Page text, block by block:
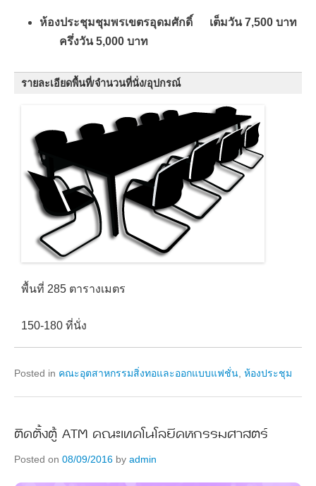
ห้องประชุมชุมพรเขตรอุดมศักดิ์ เต็มวัน 7,500 บาท
ครึ่งวัน 5,000 บาท
รายละเอียดพื้นที่/จำนวนที่นั่ง/อุปกรณ์
พื้นที่ 285 ตารางเมตร
150-180 ที่นั่ง
Posted in คณะอุตสาหกรรมสิ่งทอและออกแบบแฟชั่น ห้องประชุม
ติดตั้งตู้ ATM คณะเทคโนโลยีคหกรรมศาสตร์
Posted on 08/09/2016 by admin